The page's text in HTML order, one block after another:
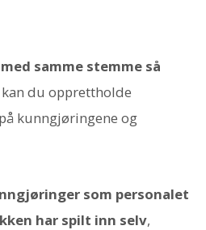
samme stemme så
kan du opprettholde
kunngjøringene og
som personalet
har spilt inn selv,